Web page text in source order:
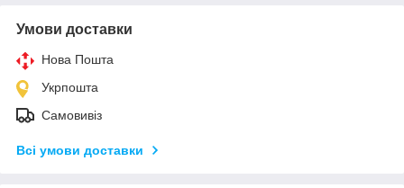
Умови доставки
Нова Пошта
Укрпошта
Самовивіз
Всі умови доставки